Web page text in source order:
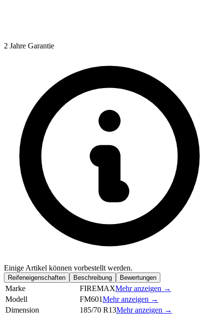
2 Jahre Garantie
Einige Artikel können vorbestellt werden.
Reifeneigenschaften Beschreibung Bewertungen
Marke FIREMAXMehr anzeigen →
Modell
FM601Mehr anzeigen →
Dimension
185/70 R13Mehr anzeigen →